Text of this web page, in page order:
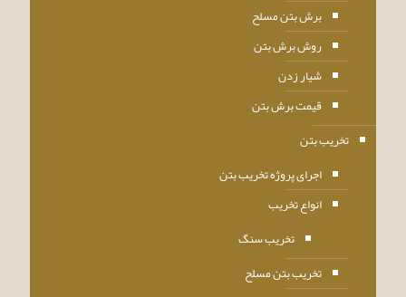
برش بتن مسلح
روش برش بتن
شیار زدن
قیمت برش بتن
تخریب بتن
اجرای پروژه تخریب بتن
انواع تخریب
تخریب سنگ
تخریب بتن مسلح